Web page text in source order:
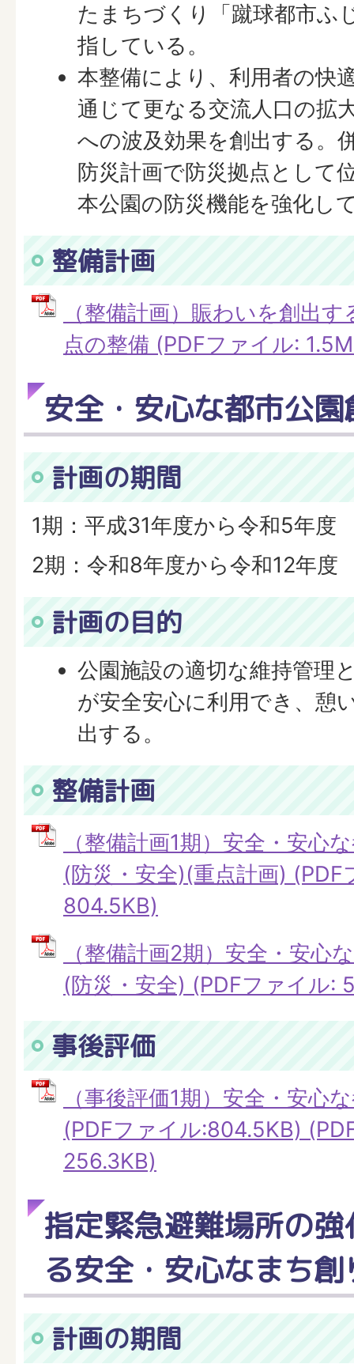
たまちづくり「蹴球都市ふ
指している。
本整備により、利用者の快
通じて更なる交流人口の拡
への波及効果を創出する。
防災計画で防災拠点として
本公園の防災機能を強化し
整備計画
（整備計画）賑わいを創出
点の整備 (PDFファイル:
安全・安心な都市公
計画の期間
1期：平成31年度から令和5年度
2期：令和8年度から令和12年度
計画の目的
公園施設の適切な維持管理
が安全安心に利用でき、憩
出する。
整備計画
（整備計画1期）安全・安心
(防災・安全)(重点計画) (PDF
804.5KB)
（整備計画2期）安全・安心
(防災・安全) (PDFファイル:
事後評価
（事後評価1期）安全・安心
(PDFファイル:804.5KB)
256.3KB)
指定緊急避難場所の
る安全・安心なまち創
計画の期間